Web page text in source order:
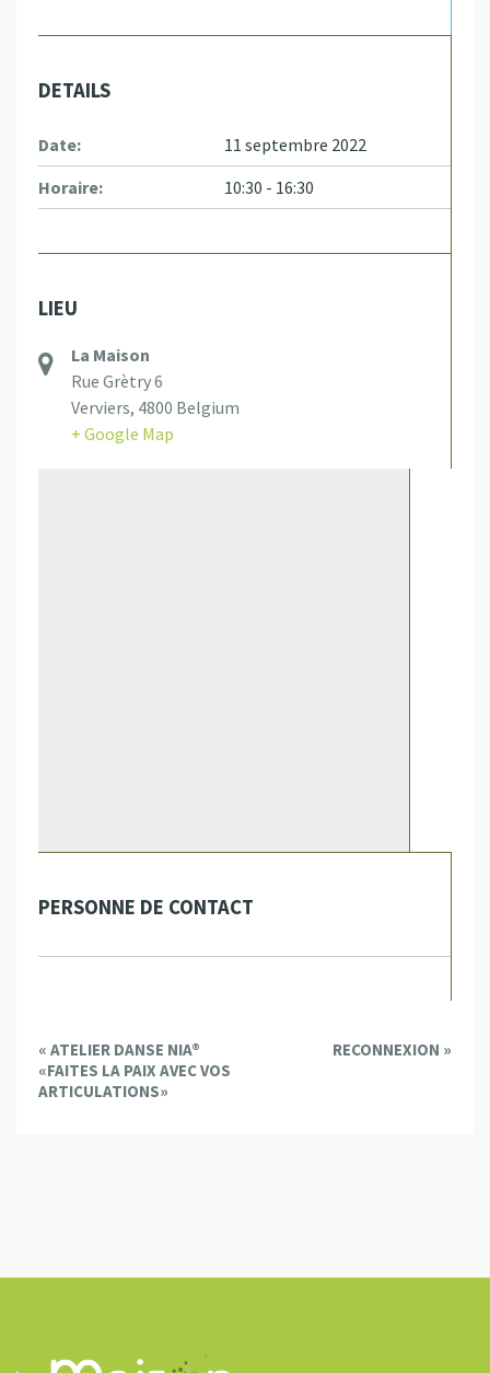
DETAILS
Date:
11 septembre 2022
Horaire:
10:30 - 16:30
LIEU
La Maison
Rue Grètry 6
Verviers, 4800 Belgium
+ Google Map
PERSONNE DE CONTACT
E
v
e
i
« ATELIER DANSE NIA®
«FAITES LA PAIX AVEC VOS
ARTICULATIONS»
RECONNEXION »